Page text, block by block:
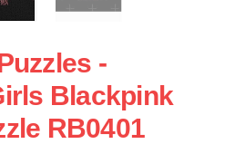
-
Blackpink
RB0401